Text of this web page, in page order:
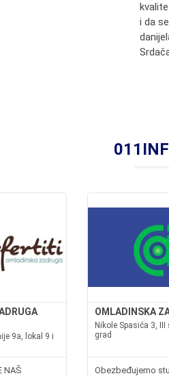
i da
9a, lokal 9 i
NAŠ
OMLADINSKA
Nikole Spasića 3, III
grad
Obezbeđujemo